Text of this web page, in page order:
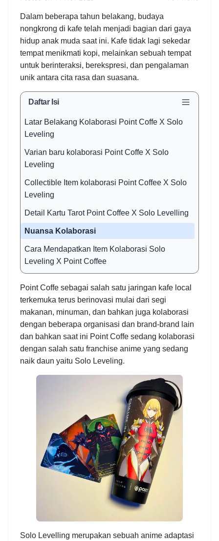
Dalam beberapa tahun belakang, budaya
nongkrong di kafe telah menjadi bagian dari gaya
hidup anak muda saat ini. Kafe tidak lagi sekedar
tempat menikmati kopi, melainkan sebuah tempat
untuk berinteraksi, berekspresi, dan pengalaman
unik antara cita rasa dan suasana.
Daftar Isi
Latar Belakang Kolaborasi Point Coffe X Solo
Leveling
Varian baru kolaborasi Point Coffe X Solo
Leveling
Collectible Item kolaborasi Point Coffee X Solo
Leveling
Detail Kartu Tarot Point Coffee X Solo Levelling
Nuansa Kolaborasi
Cara Mendapatkan Item Kolaborasi Solo
Leveling X Point Coffee
Point Coffe sebagai salah satu jaringan kafe local
terkemuka terus berinovasi mulai dari segi
makanan, minuman, dan bahkan juga kolaborasi
dengan beberapa organisasi dan brand-brand lain
dan bahkan saat ini Point Coffe sedang kolaborasi
dengan salah satu franchise anime yang sedang
naik daun yaitu Solo Leveling.
Solo Levelling merupakan sebuah anime adaptasi